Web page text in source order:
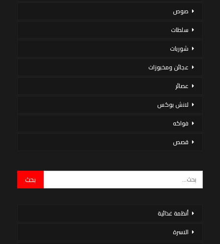
صوص
سلطات
شوربات
عجائن ومخبوزات
عصائر
لانش بوكس
فواكه
قصص
أنظمة غذائية
الاسرة